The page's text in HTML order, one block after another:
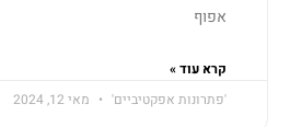
אפוף
קרא עוד »
'פתרונות אפקטיביים'
מאי 12, 2024